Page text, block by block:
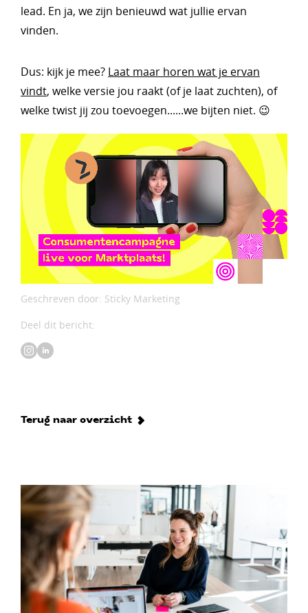
lead. En ja, we zijn benieuwd wat jullie ervan
vinden.
Dus: kijk je mee? Laat maar horen wat je ervan
vindt, welke versie jou raakt (of je laat zuchten), of
welke twist jij zou toevoegen......we bijten niet. 😉
Geschreven door: Sticky Marketing
Deel dit bericht:
Terug naar overzicht